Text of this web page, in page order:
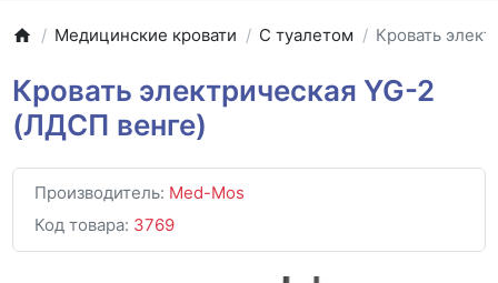
Медицинские кровати С туалетом Кровать
Кровать электрическая YG-2
(ЛДСП венге)
Производитель: Med-Mos
Код товара: 3769